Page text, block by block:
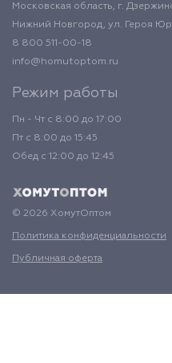
Московская область, г.
Нижний Новгород, ул. Героя
8 800 511-00-18
info@homutoptom.ru
Режим работы
Пн - Чт с 8:00 до 17:00
Пт с 8:00 до 15:45
Обед с 12:00 до 12:45
© 2026 ХомутОптом
Политика конфиденциальности
Публичная оферта